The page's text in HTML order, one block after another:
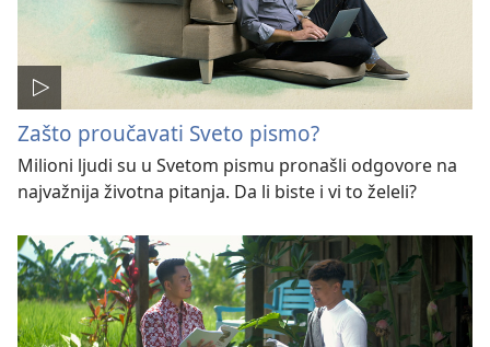
Zašto proučavati Sveto pismo?
Milioni ljudi su u Svetom pismu pronašli odgovore na
najvažnija životna pitanja. Da li biste i vi to želeli?